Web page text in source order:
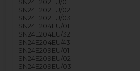
SN24E202EU/01
SN24E202EU/02
SN24E202EU/03
SN24E204EU/01
SN24E204EU/32
SN24E204EU/43
SN24E209EU/01
SN24E209EU/02
SN24E209EU/03